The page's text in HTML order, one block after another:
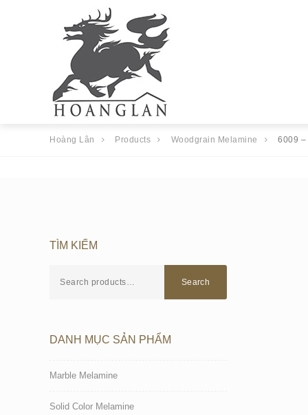
Hoàng Lân Products Woodgrain Melamine 6009 –
TÌM KIẾM
Search
DANH MỤC SẢN PHẨM
Marble Melamine
Solid Color Melamine